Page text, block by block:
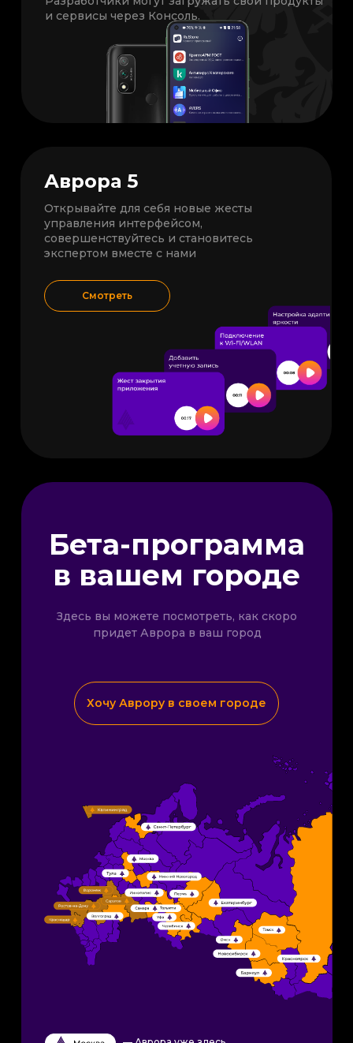
и сервисы через Консоль.
Аврора 5
Открывайте для себя новые жесты
управления интерфейсом,
совершенствуйтесь и становитесь
экспертом вместе с нами
Смотреть
Бета-программа
в вашем городе
Здесь вы можете посмотреть, как скоро
придет Аврора в ваш город
Хочу Аврору в своем городе